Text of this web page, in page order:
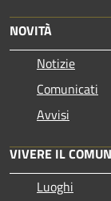
NOVITÀ
Notizie
Comunicati
Avvisi
VIVERE IL
Luoghi